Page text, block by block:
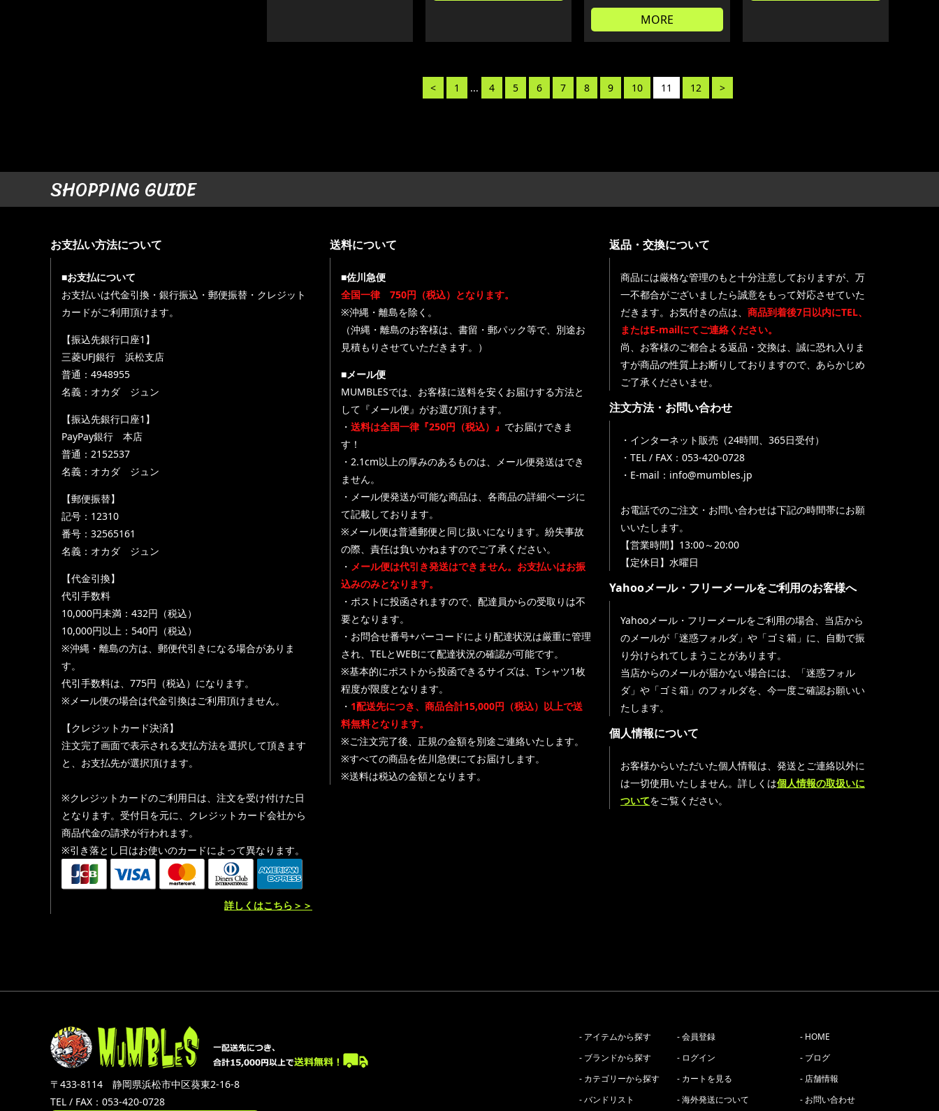
MORE
< 1 ... 4 5 6 7 8 9 10 11 12 >
SHOPPING GUIDE
お支払い方法について
■お支払について
お支払いは代金引換・銀行振込・郵便振替・クレジット
カードがご利用頂けます。
【振込先銀行口座1】
三菱UFJ銀行 浜松支店
普通：4948955
名義：オカダ ジュン
【振込先銀行口座1】
PayPay銀行 本店
普通：2152537
名義：オカダ ジュン
【郵便振替】
記号：12310
番号：32565161
名義：オカダ ジュン
【代金引換】
代引手数料
10,000円未満：432円（税込）
10,000円以上：540円（税込）
※沖縄・離島の方は、郵便代引きになる場合がありま
す。
代引手数料は、775円（税込）になります。
※メール便の場合は代金引換はご利用頂けません。
【クレジットカード決済】
注文完了画面で表示される支払方法を選択して頂きます
と、お支払先が選択頂けます。
※クレジットカードのご利用日は、注文を受け付けた日
となります。受付日を元に、クレジットカード会社から
商品代金の請求が行われます。
※引き落とし日はお使いのカードによって異なります。
詳しくはこちら＞＞
送料について
■佐川急便
全国一律 750円（税込）となります。
※沖縄・離島を除く。
（沖縄・離島のお客様は、書留・郵パック等で、別途お
見積もりさせていただきます。）
■メール便
MUMBLESでは、お客様に送料を安くお届けする方法と
して『メール便』がお選び頂けます。
・ 送料は全国一律『250円（税込）』 でお届けできま
す！
・2.1cm以上の厚みのあるものは、メール便発送はでき
ません。
・メール便発送が可能な商品は、各商品の詳細ページに
て記載しております。
※メール便は普通郵便と同じ扱いになります。紛失事故
の際、責任は負いかねますのでご了承ください。
・ メール便は代引き発送はできません。お支払いはお振
込みのみとなります。
・ポストに投函されますので、配達員からの受取りは不
要となります。
・お問合せ番号+バーコードにより配達状況は厳重に管理
され、TELとWEBにて配達状況の確認が可能です。
※基本的にポストから投函できるサイズは、Tシャツ1枚
程度が限度となります。
・ 1配送先につき、商品合計15,000円（税込）以上で送
料無料となります。
※ご注文完了後、正規の金額を別途ご連絡いたします。
※すべての商品を佐川急便にてお届けします。
※送料は税込の金額となります。
返品・交換について
商品には厳格な管理のもと十分注意しておりますが、万
一不都合がございましたら誠意をもって対応させていた
だきます。お気付きの点は、 商品到着後7日以内にTEL、
またはE-mailにてご連絡ください。
尚、お客様のご都合よる返品・交換は、誠に恐れ入りま
すが商品の性質上お断りしておりますので、あらかじめ
ご了承くださいませ。
注文方法・お問い合わせ
・インターネット販売（24時間、365日受付）
・TEL / FAX：053-420-0728
・E-mail：info@mumbles.jp
お電話でのご注文・お問い合わせは下記の時間帯にお願
いいたします。
【営業時間】13:00～20:00
【定休日】水曜日
Yahooメール・フリーメールをご利用のお客様へ
Yahooメール・フリーメールをご利用の場合、当店から
のメールが「迷惑フォルダ」や「ゴミ箱」に、自動で振
り分けられてしまうことがあります。
当店からのメールが届かない場合には、「迷惑フォル
ダ」や「ゴミ箱」のフォルダを、今一度ご確認お願いい
たします。
個人情報について
お客様からいただいた個人情報は、発送とご連絡以外に
は一切使用いたしません。詳しくは個人情報の取扱いに
ついてをご覧ください。
〒433-8114 静岡県浜松市中区葵東2-16-8
TEL / FAX：053-420-0728
- アイテムから探す
- ブランドから探す
- カテゴリーから探す
- バンドリスト
- 会員登録
- ログイン
- カートを見る
- 海外発送について
- HOME
- ブログ
- 店舗情報
- お問い合わせ